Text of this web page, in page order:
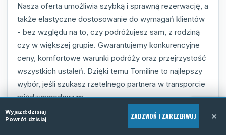
Nasza oferta umożliwia szybką i sprawną rezerwację, a
także elastyczne dostosowanie do wymagań klientów
- bez względu na to, czy podróżujesz sam, z rodziną
czy w większej grupie. Gwarantujemy konkurencyjne
ceny, komfortowe warunki podróży oraz przejrzystość
wszystkich ustaleń. Dzięki temu Tomiline to najlepszy
wybór, jeśli szukasz rzetelnego partnera w transporcie
międzynarodowym.
Nowoczesna flota busów z pełnym
Wyjazd:dzisiaj
Powrót:dzisiaj ZADZWOŃ I ZAREZERWUJ ×